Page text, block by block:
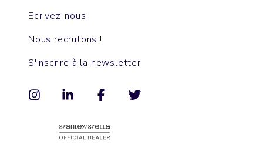
Ecrivez-nous
Nous recrutons !
S'inscrire à la newsletter